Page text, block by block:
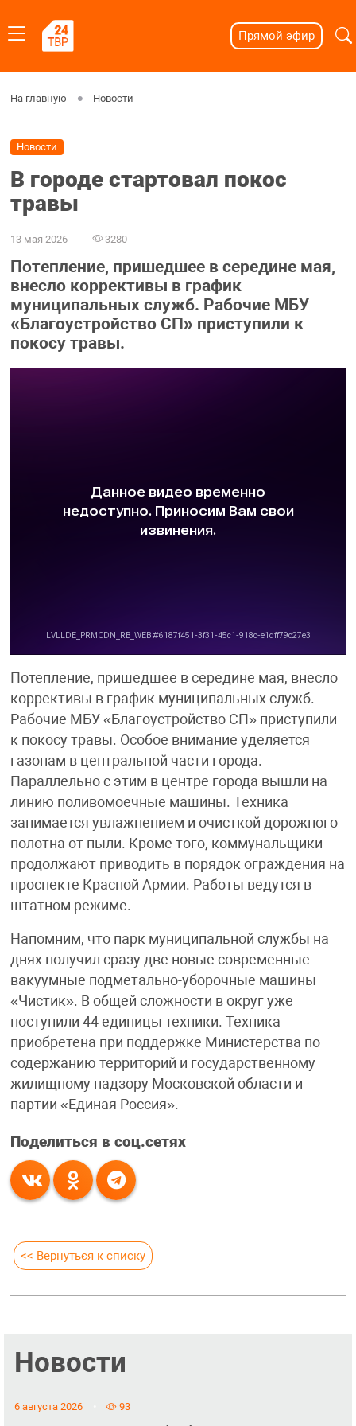
Прямой эфир
На главную Новости
Новости
В городе стартовал покос
травы
13 мая 2026 3280
Потепление, пришедшее в середине мая,
внесло коррективы в график
муниципальных служб. Рабочие МБУ
«Благоустройство СП» приступили к
покосу травы.
Потепление, пришедшее в середине мая, внесло
коррективы в график муниципальных служб.
Рабочие МБУ «Благоустройство СП» приступили
к покосу травы. Особое внимание уделяется
газонам в центральной части города.
Параллельно с этим в центре города вышли на
линию поливомоечные машины. Техника
занимается увлажнением и очисткой дорожного
полотна от пыли. Кроме того, коммунальщики
продолжают приводить в порядок ограждения на
проспекте Красной Армии. Работы ведутся в
штатном режиме.
Напомним, что парк муниципальной службы на
днях получил сразу две новые современные
вакуумные подметально-уборочные машины
«Чистик». В общей сложности в округ уже
поступили 44 единицы техники. Техника
приобретена при поддержке Министерства по
содержанию территорий и государственному
жилищному надзору Московской области и
партии «Единая Россия».
Поделиться в соц.сетях
<< Вернуться к списку
Новости
6 августа 2026 93